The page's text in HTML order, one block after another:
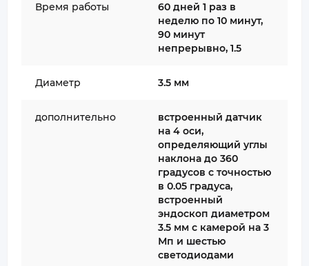
Время работы
60 дней 1 раз в
неделю по 10 минут,
90 минут
непрерывно, 1.5
Диаметр 3.5 мм
дополнительно
встроенный датчик
на 4 оси,
определяющий углы
наклона до 360
градусов с точностью
в 0.05 градуса,
встроенный
эндоскоп диаметром
3.5 мм с камерой на 3
Мп и шестью
светодиодами